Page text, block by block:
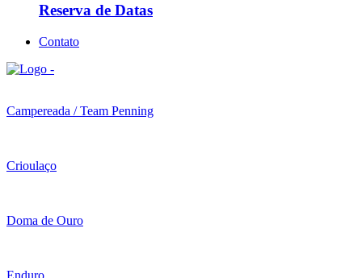
Reserva de Datas
Contato
Campereada / Team Penning
Crioulaço
Doma de Ouro
Enduro